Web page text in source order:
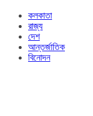
কলকাতা
রাজ্য​
দেশ
আন্তর্জাতিক
বিনোদন